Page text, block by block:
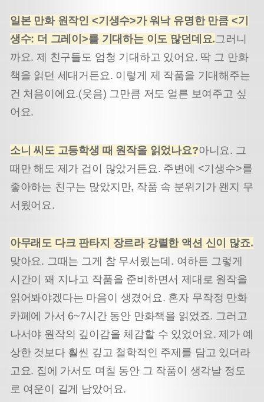
일본 만화 원작인 <기생수>가 워낙 유명한 만큼 <기
생수: 더 그레이>를 기대하는 이도 많던데요.그러니
까요. 제 친구들도 엄청 기대하고 있어요. 딱 그 만화
책을 읽던 세대거든요. 이렇게 제 작품을 기대해주는
건 처음이에요.(웃음) 그만큼 저도 얼른 보여주고 싶
어요.
소니 씨도 고등학생 때 원작을 읽었나요?아니요. 그
때만 해도 제가 겁이 많았거든요. 주변에 <기생수>를
좋아하는 친구는 많았지만, 작품 속 분위기가 왠지 무
서웠어요.
아무래도 다크 판타지 장르라 강렬한 액션 신이 많죠.
맞아요. 그때는 그게 참 무서웠는데. 여하튼 그렇게
시간이 꽤 지나고 작품을 준비하면서 제대로 원작을
읽어봐야겠다는 마음이 생겼어요. 혼자 무작정 만화
카페에 가서 6~7시간 동안 만화책을 읽었죠. 그러고
나서야 원작의 깊이감을 체감할 수 있었어요. 제가 예
상한 것보다 훨씬 깊고 철학적인 주제를 담고 있더라
고요. 집에 가서도 며칠 동안 그 작품이 생각날 정도
로 여운이 길게 남았어요.